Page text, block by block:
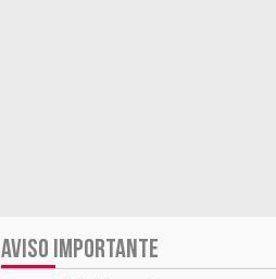
AVISO IMPORTANTE